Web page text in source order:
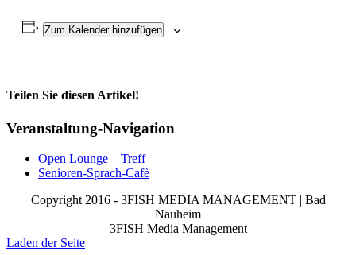
Zum Kalender hinzufügen
Teilen Sie diesen Artikel!
Facebook
X
Reddit
LinkedIn
WhatsApp
Telegram
Tumblr
Pinterest
Vk
Xing
Email
Veranstaltung-Navigation
Open Lounge – Treff
Senioren-Sprach-Cafè
Copyright 2016 - 3FISH MEDIA MANAGEMENT | Bad
Nauheim
3FISH Media Management
Laden der Seite